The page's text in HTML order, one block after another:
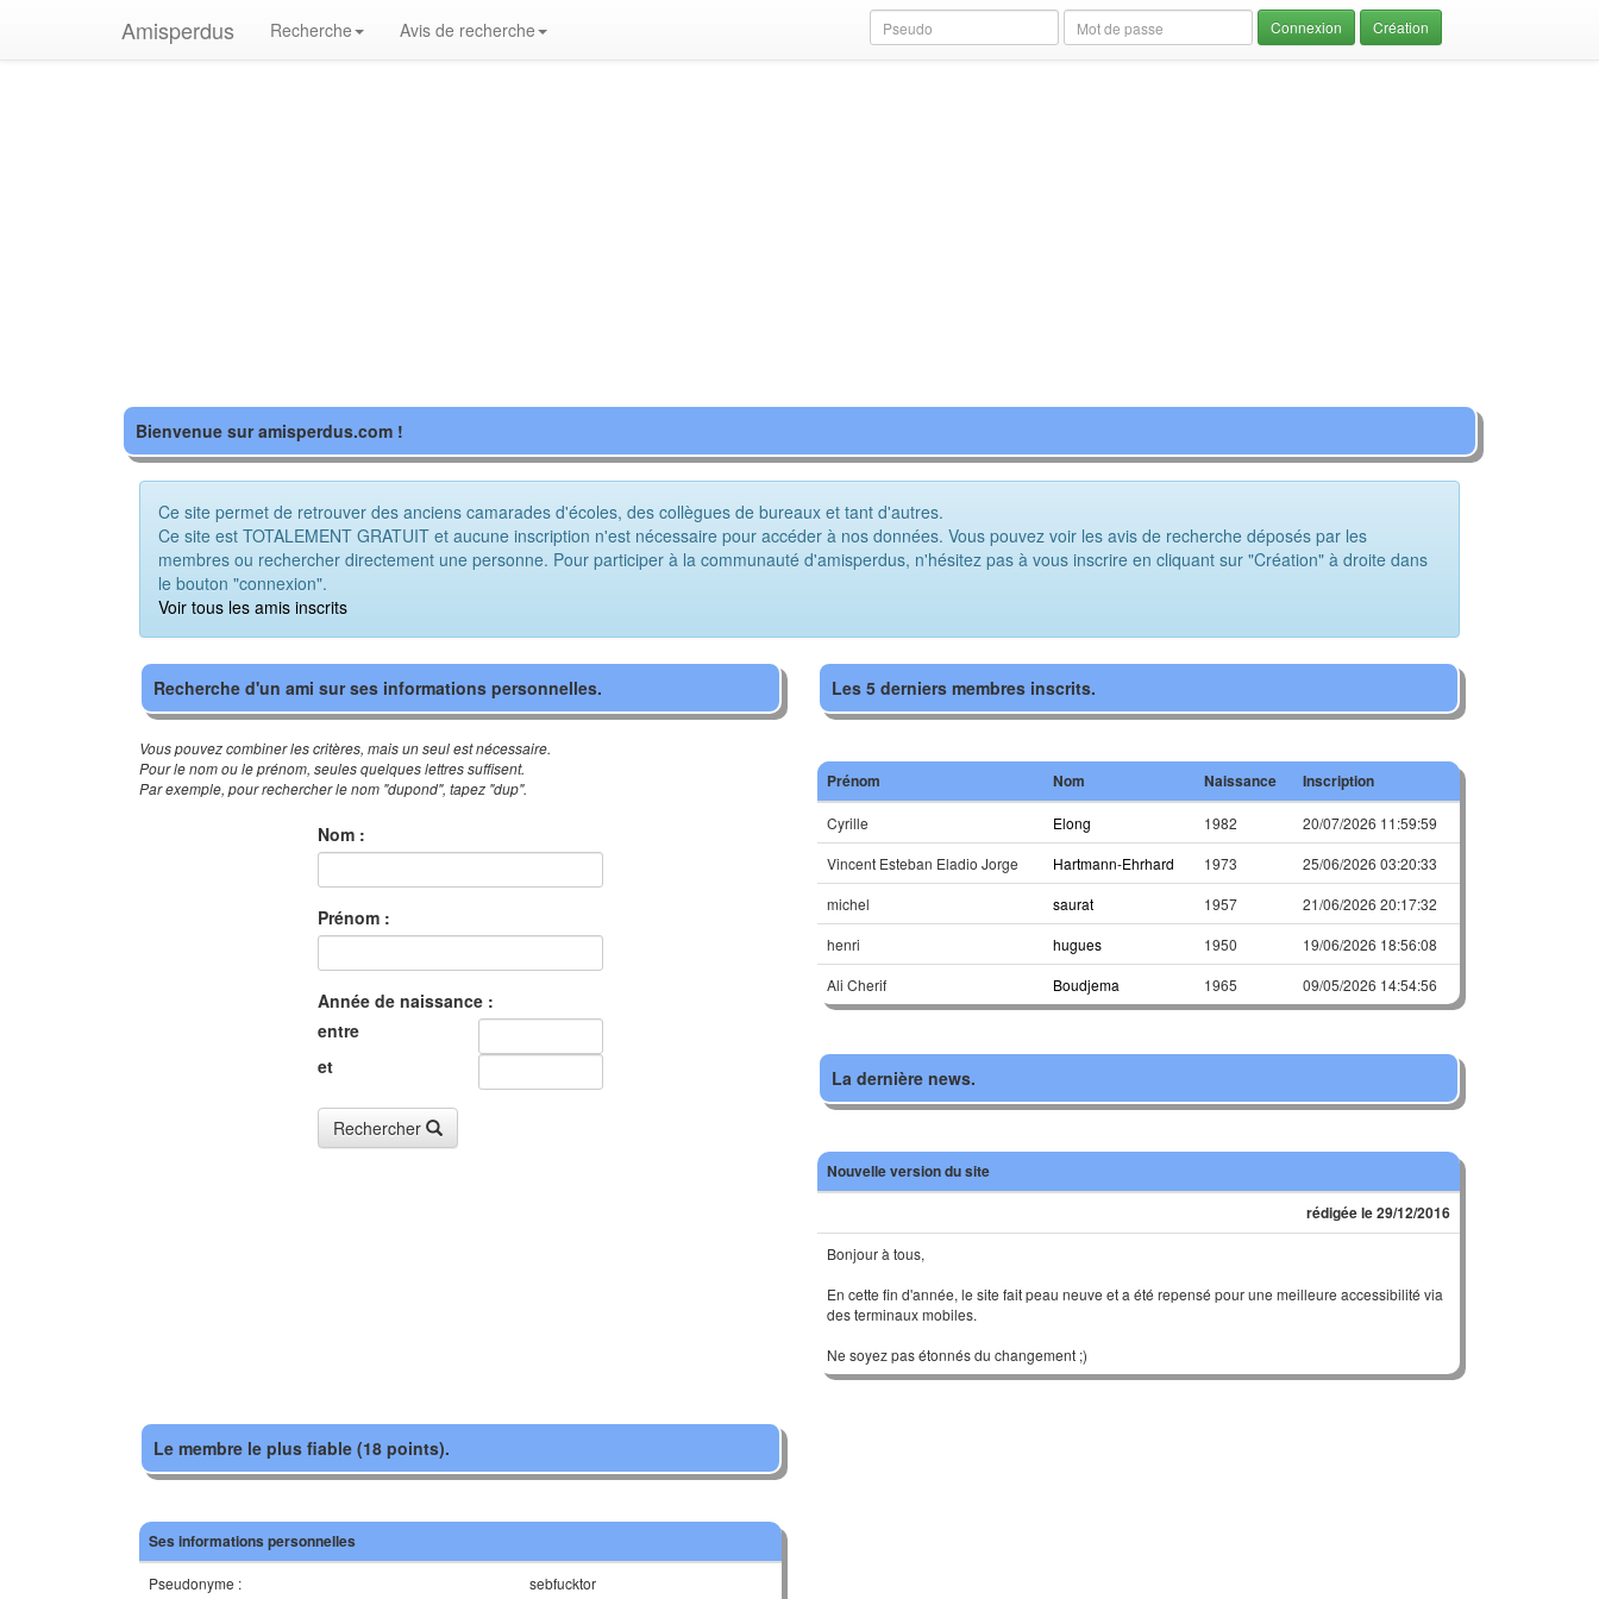
Amisperdus Recherche Avis de recherche Création
Bienvenue sur amisperdus.com !
Ce site permet de retrouver des anciens camarades d'écoles, des collègues de bureaux et tant d'autres.
Ce site est TOTALEMENT GRATUIT et aucune inscription n'est nécessaire pour accéder à nos données. Vous pouvez voir les avis de recherche déposés par les
membres ou rechercher directement une personne. Pour participer à la communauté d'amisperdus, n'hésitez pas à vous inscrire en cliquant sur "Création" à droite dans
le bouton "connexion".
Voir tous les amis inscrits
Recherche d'un ami sur ses informations personnelles.
Vous pouvez combiner les critères, mais un seul est nécessaire.
Pour le nom ou le prénom, seules quelques lettres suffisent.
Par exemple, pour rechercher le nom "dupond", tapez "dup".
Nom :
Prénom :
Année de naissance :
entre
et
Rechercher
Les 5 derniers membres inscrits.
Prénom Nom Naissance Inscription
Cyrille Elong 1982
20/07/2026 11:59:59
Vincent Esteban Eladio Jorge
Hartmann-Ehrhard 1973
25/06/2026 03:20:33
michel
saurat 1957
21/06/2026 20:17:32
henri
hugues 1950
19/06/2026 18:56:08
Ali Cherif
Boudjema 1965 09/05/2026 14:54:56
La dernière news.
Nouvelle version du site
rédigée le 29/12/2016
Bonjour à tous,
En cette fin d'année, le site fait peau neuve et a été repensé pour une meilleure accessibilité via
des terminaux mobiles.
Ne soyez pas étonnés du changement ;)
Le membre le plus fiable (18 points).
Ses informations personnelles
Pseudonyme : sebfucktor